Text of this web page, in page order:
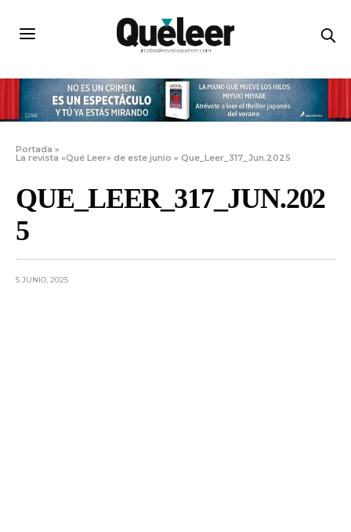
Portada »
La revista «Qué Leer» de este junio »Que_Leer_317_Jun.2025
QUE_LEER_317_JUN.202
5
5 JUNIO, 2025